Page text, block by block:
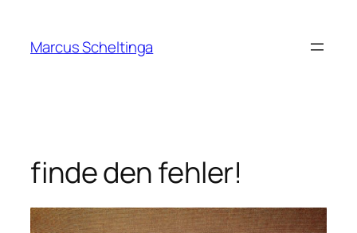
springen
Marcus Scheltinga
finde den fehler!